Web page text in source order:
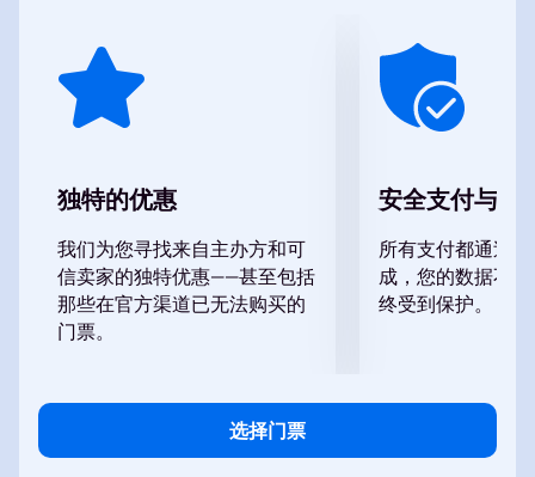
購買馬戲團表演《新年水彩》的門票。位於
Lakhta Hall 的莫斯科尼庫林馬戲團
上找到。
独特的优惠
我们为您寻找来自主办方和可
信卖家的独特优惠——甚至包括
那些在官方渠道已无法购买的
门票。
安全支付与数
所有支付都通过
成，您的数据不
终受到保护。
选择门票